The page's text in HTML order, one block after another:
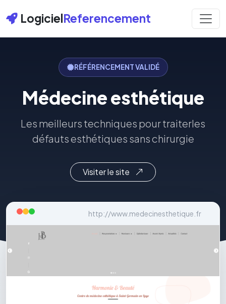
LogicielReferencement
RÉFÉRENCEMENT VALIDÉ
Médecine esthétique
Les meilleurs techniques pour traiterles
défauts esthétiques sans chirurgie
Visiter le site
http://www.medecinesthetique.fr